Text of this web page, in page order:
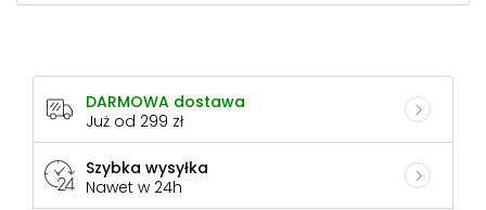
DARMOWA dostawa
Już od 299 zł
Szybka wysyłka
Nawet w 24h